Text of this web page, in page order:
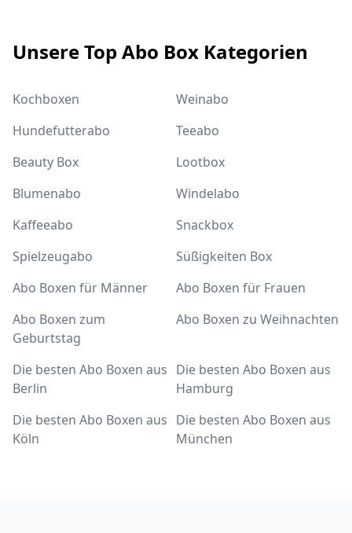
Unsere Top Abo Box Kategorien
Kochboxen
Weinabo
Hundefutterabo
Teeabo
Beauty Box
Lootbox
Blumenabo
Windelabo
Kaffeeabo
Snackbox
Spielzeugabo
Süßigkeiten Box
Abo Boxen für Männer
Abo Boxen für Frauen
Abo Boxen zum
Geburtstag
Abo Boxen zu Weihnachten
Die besten Abo Boxen aus
Berlin
Die besten Abo Boxen aus
Hamburg
Die besten Abo Boxen aus
Köln
Die besten Abo Boxen aus
München